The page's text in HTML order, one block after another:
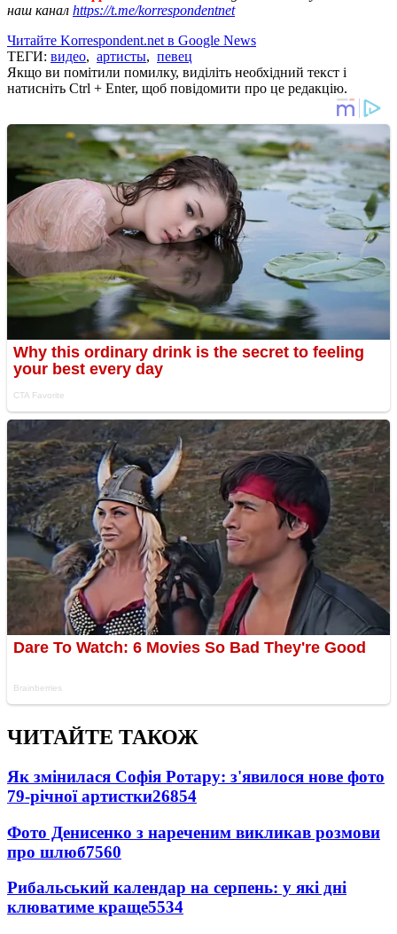
наш канал https://t.me/korrespondentnet
Читайте Korrespondent.net в Google News
ТЕГИ: видео, артисты, певец
Якщо ви помітили помилку, виділіть необхідний текст і
натисніть Ctrl + Enter, щоб повідомити про це редакцію.
ЧИТАЙТЕ ТАКОЖ
Як змінилася Софія Ротару: з'явилося нове фото
79-річної артистки26854
Фото Денисенко з нареченим викликав розмови
про шлюб7560
Рибальський календар на серпень: у які дні
клюватиме краще5534